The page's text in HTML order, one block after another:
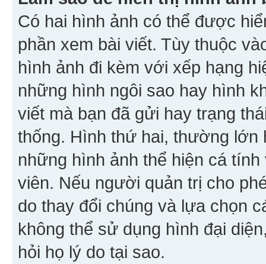
Có hai hình ảnh có thể được
phần xem bài viết. Tùy thuộc
hình ảnh đi kèm với xếp hạng
những hình ngôi sao hay hình
viết mà bạn đã gửi hay trạng
thống. Hình thứ hai, thường
những hình ảnh thể hiện cá
viên. Nếu người quản trị cho
do thay đổi chúng và lựa chọn
không thể sử dụng hình đại
hỏi họ lý do tại sao.